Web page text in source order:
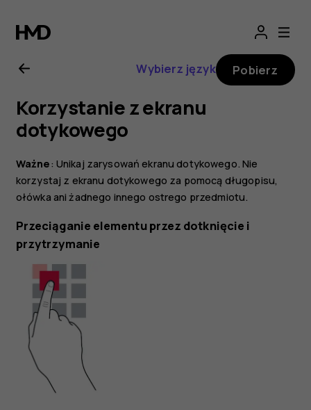
Instrukcja
obsługi
telefonu
Nokia
7
Plus
Wybierz język Pobierz
Korzystanie z ekranu
dotykowego
Ważne: Unikaj zarysowań ekranu dotykowego. Nie
korzystaj z ekranu dotykowego za pomocą długopisu,
ołówka ani żadnego innego ostrego przedmiotu.
Przeciąganie elementu przez dotknięcie i
przytrzymanie